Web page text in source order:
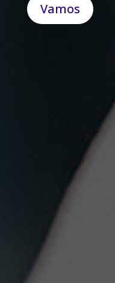
Vamos